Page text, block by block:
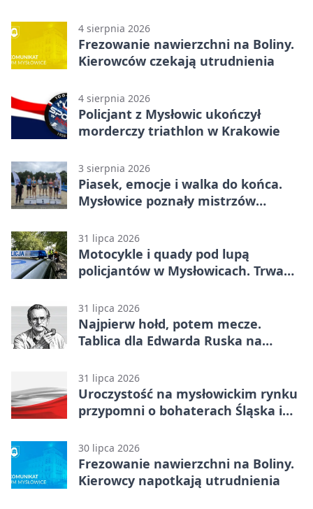
4 sierpnia 2026
Frezowanie nawierzchni na Boliny.
Kierowców czekają utrudnienia
4 sierpnia 2026
Policjant z Mysłowic ukończył
morderczy triathlon w Krakowie
3 sierpnia 2026
Piasek, emocje i walka do końca.
Mysłowice poznały mistrzów
31 lipca 2026
Motocykle i quady pod lupą
policjantów w Mysłowicach. Trwa
31 lipca 2026
Najpierw hołd, potem mecze.
Tablica dla Edwarda Ruska na
31 lipca 2026
Uroczystość na mysłowickim rynku
przypomni o bohaterach Śląska i
30 lipca 2026
Frezowanie nawierzchni na Boliny.
Kierowcy napotkają utrudnienia